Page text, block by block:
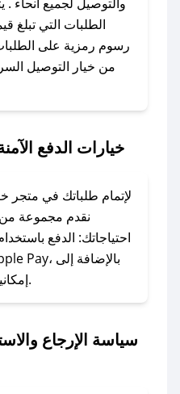
الرسائل الخاصة على
وسنقوم بحل
في حال عدم توفر
الطلبات التي تبلغ
رسوم رمزية على
من خيار التوصيل
خيارات الدفع
لإتمام طلباتك في متجر
نقدم مجموعة من
احتياجاتك: الدفع
إمكانية الدفع بالتقسيط الشهري.
سياسة الإرجاع